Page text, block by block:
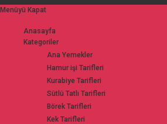
Menüyü Kapat
Anasayfa
Kategoriler
Ana Yemekler
Hamur işi Tarifleri
Kurabiye Tarifleri
Sütlü Tatlı Tarifleri
Börek Tarifleri
Kek Tarifleri